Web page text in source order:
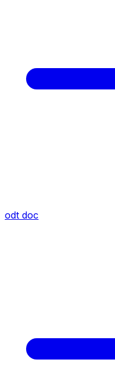
odt doc